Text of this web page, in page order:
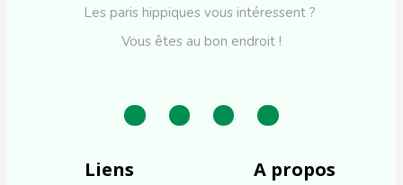
Les paris hippiques vous intéressent ?
Vous êtes au bon endroit !
Liens A propos